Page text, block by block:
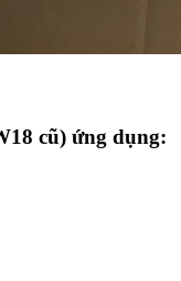
cũ) ứng dụng: